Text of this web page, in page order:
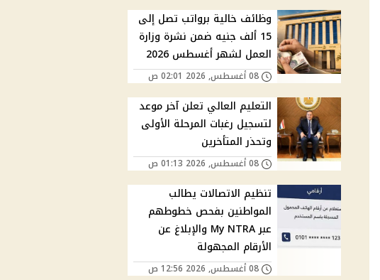
وظائف خالية برواتب تصل إلى
15 ألف جنيه ضمن نشرة وزارة
العمل لشهر أغسطس 2026
08 أغسطس, 2026 02:01 ص
التعليم العالي تعلن آخر موعد
لتسجيل رغبات المرحلة الأولى
وتحذر المتأخرين
08 أغسطس, 2026 01:13 ص
تنظيم الاتصالات يطالب
المواطنين بفحص خطوطهم
عبر My NTRA والإبلاغ عن
الأرقام المجهولة
08 أغسطس, 2026 12:56 ص